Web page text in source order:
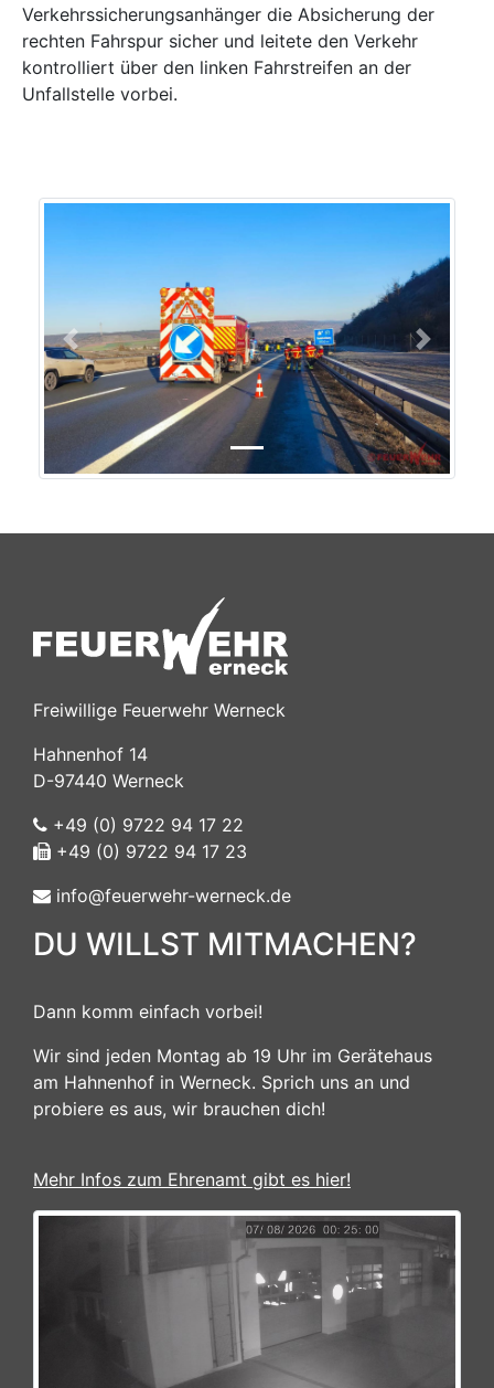
Verkehrssicherungsanhänger die Absicherung der
rechten Fahrspur sicher und leitete den Verkehr
kontrolliert über den linken Fahrstreifen an der
Unfallstelle vorbei.
Previous Next
Freiwillige Feuerwehr Werneck
Hahnenhof 14
D-97440 Werneck
+49 (0) 9722 94 17 22
+49 (0) 9722 94 17 23
info@feuerwehr-werneck.de
DU WILLST MITMACHEN?
Dann komm einfach vorbei!
Wir sind jeden Montag ab 19 Uhr im Gerätehaus
am Hahnenhof in Werneck. Sprich uns an und
probiere es aus, wir brauchen dich!
Mehr Infos zum Ehrenamt gibt es hier!